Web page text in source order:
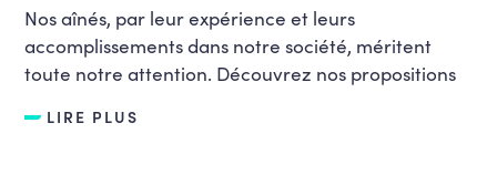
Nos aînés, par leur expérience et leurs
accomplissements dans notre société, méritent
toute notre attention. Découvrez nos propositions
LIRE PLUS